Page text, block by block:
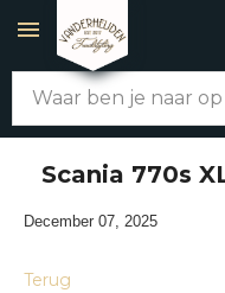
Zoek
WEBSHOP
ALLE PRODUCTEN
Scania 770s
December 07, 2025
Terug